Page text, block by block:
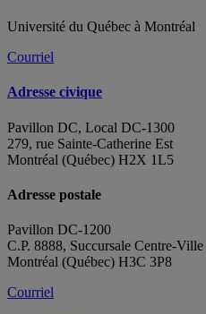
Université du Québec à Montréal
Courriel
Adresse civique
Pavillon DC, Local DC-1300
279, rue Sainte-Catherine Est
Montréal (Québec) H2X 1L5
Adresse postale
Pavillon DC-1200
C.P. 8888, Succursale Centre-Ville
Montréal (Québec) H3C 3P8
Courriel